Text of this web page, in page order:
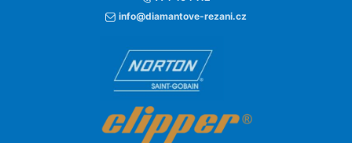
info@diamantove-rezani.cz